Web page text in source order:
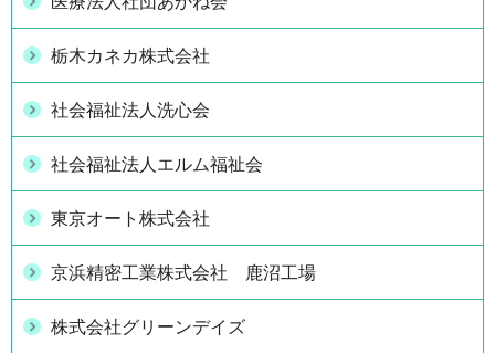
栃木カネカ株式会社
社会福祉法人洗心会
社会福祉法人エルム福祉会
東京オート株式会社
京浜精密工業株式会社 鹿沼工場
株式会社グリーンデイズ